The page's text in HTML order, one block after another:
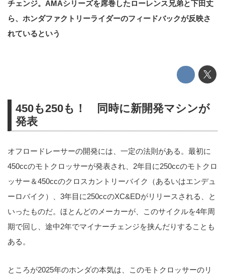
チェンジ。AMAシリーズを席巻したローレンス兄弟と下田丈
ら、ホンダファクトリーライダーのフィードバックが反映さ
れているという
450も250も！ 同時に新開発マシンが
発表
オフロードレーサーの開発には、一定の法則がある。最初に
450ccのモトクロッサーが発表され、2年目に250ccのモトクロ
ッサー＆450ccのクロスカントリーバイク（あるいはエンデュ
ーロバイク）、3年目に250ccのXC&EDがリリースされる、と
いったものだ。ほとんどのメーカーが、このサイクルを4年周
期で回し、途中2年でマイナーチェンジを挟んだりすることも
ある。
ところが2025年のホンダの本気は、このモトクロッサーのリ